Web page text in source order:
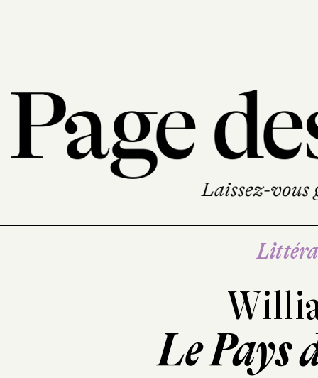
Le Pays